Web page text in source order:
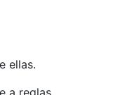
ellas.
a reglas